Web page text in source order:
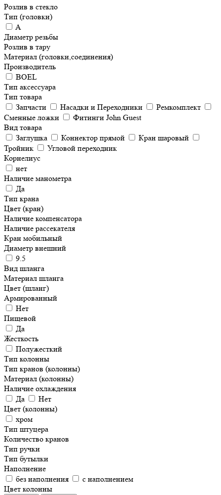
Розлив в стекло
Тип (головки)
A
Диаметр резьбы
Розлив в тару
Материал (головки,соединения)
Производитель
BOEL
Тип аксессуара
Тип товара
Запчасти
Насадки и Переходники
Ремкомплект
Сменные ложки
Фитинги John Guest
Вид товара
Заглушка
Коннектор прямой
Кран шаровый
Тройник
Угловой переходник
Корнелиус
нет
Наличие манометра
Да
Тип крана
Цвет (кран)
Наличие компенсатора
Наличие рассекателя
Кран мобильный
Диаметр внешний
9.5
Вид шланга
Материал шланга
Цвет (шланг)
Армированный
Нет
Пищевой
Да
Жесткость
Полужесткий
Тип колонны
Тип кранов (колонны)
Материал (колонны)
Наличие охлаждения
Да
Нет
Цвет (колонны)
хром
Тип штуцера
Количество кранов
Тип ручки
Тип бутылки
Наполнение
без наполнения
с наполнением
Цвет колонны